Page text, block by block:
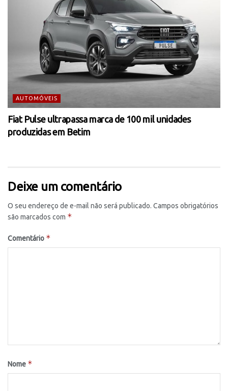
AUTOMÓVEIS
Fiat Pulse ultrapassa marca de 100 mil unidades
produzidas em Betim
Deixe um comentário
O seu endereço de e-mail não será publicado. Campos obrigatórios
são marcados com *
Comentário *
Nome *